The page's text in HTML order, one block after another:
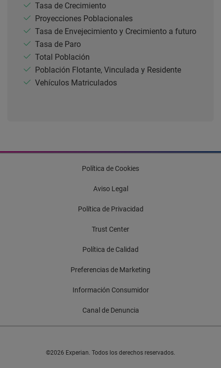
Tasa de Crecimiento
Proyecciones Poblacionales
Tasa de Envejecimiento y Crecimiento a futuro
Tasa de Paro
Total Población
Población Flotante, Vinculada y Residente
Vehículos Matriculados
Política de Cookies
Aviso Legal
Política de Privacidad
Trust Center
Política de Calidad
Preferencias de Marketing
Información Consumidor
Canal de Denuncia
©2026 Experian. Todos los derechos reservados.